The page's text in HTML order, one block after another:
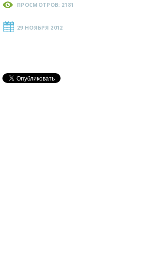
ПРОСМОТРОВ: 2181
29 НОЯБРЯ 2012